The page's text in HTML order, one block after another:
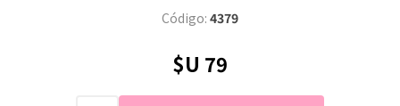
Código: 4379
$U 79